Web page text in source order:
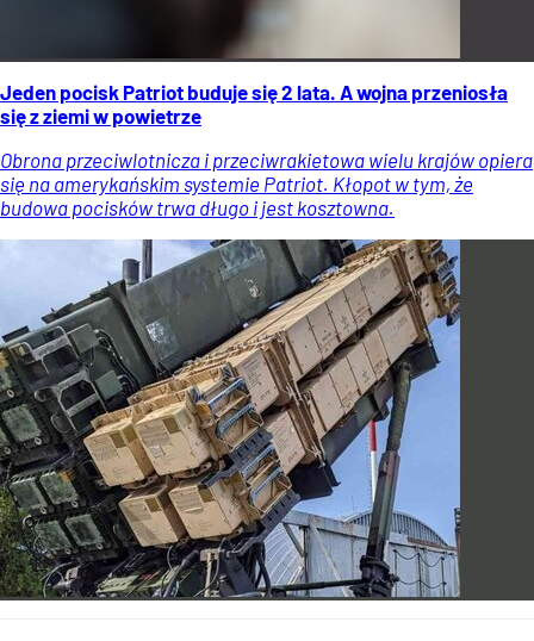
Jeden pocisk Patriot buduje się 2 lata. A wojna przeniosła
się z ziemi w powietrze
Obrona przeciwlotnicza i przeciwrakietowa wielu krajów opiera
się na amerykańskim systemie Patriot. Kłopot w tym, że
budowa pocisków trwa długo i jest kosztowna.